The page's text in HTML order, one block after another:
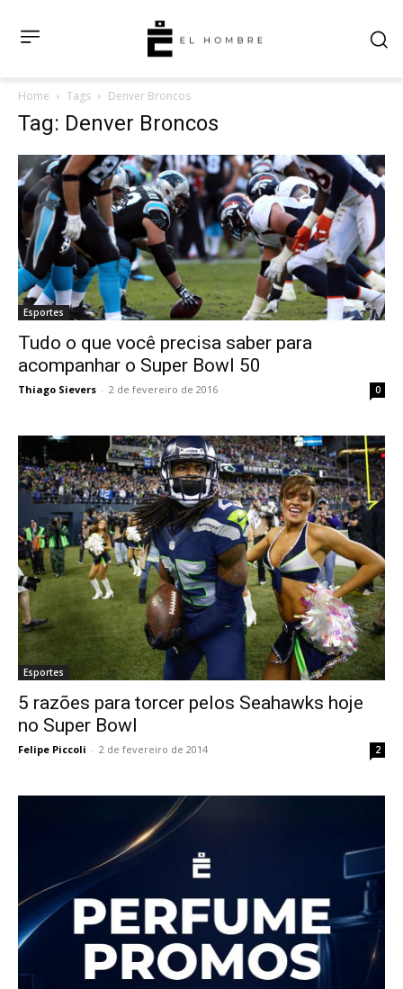
Home Tags Denver Broncos
Tag: Denver Broncos
Esportes
Tudo o que você precisa saber para
acompanhar o Super Bowl 50
Thiago Sievers - 2 de fevereiro de 2016 0
Esportes
5 razões para torcer pelos Seahawks hoje
no Super Bowl
Felipe Piccoli - 2 de fevereiro de 2014 2